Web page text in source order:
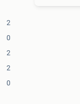
2
0
2
2
0